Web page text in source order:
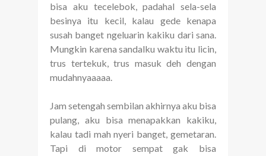
bisa aku tecelebok, padahal sela-sela
besinya itu kecil, kalau gede kenapa
susah banget ngeluarin kakiku dari sana.
Mungkin karena sandalku waktu itu licin,
trus tertekuk, trus masuk deh dengan
mudahnyaaaaa.
Jam setengah sembilan akhirnya aku bisa
pulang, aku bisa menapakkan kakiku,
kalau tadi mah nyeri banget, gemetaran.
Tapi di motor sempat gak bisa